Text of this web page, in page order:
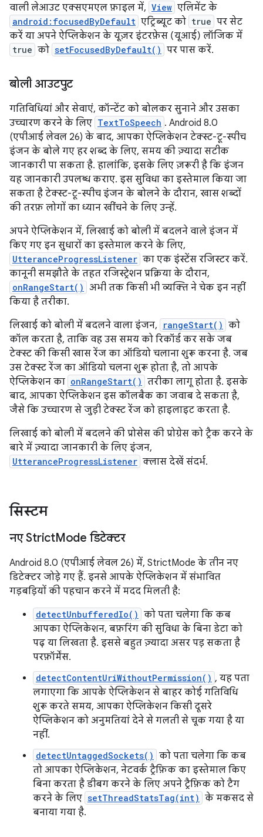
वाली लेआउट एक्सएमएल फ़ाइल में, View एलिमेंट के
android:focusedByDefault एट्रिब्यूट को true पर सेट
करें या अपने ऐप्लिकेशन के यूज़र इंटरफ़ेस (यूआई) लॉजिक में
true को setFocusedByDefault() पर पास करें.
बोली आउटपुट
गतिविधियां और सेवाएं, कॉन्टेंट को बोलकर सुनाने और उसका
उच्चारण करने के लिए TextToSpeech . Android 8.0
(एपीआई लेवल 26) के बाद, आपका ऐप्लिकेशन टेक्स्ट-टू-स्पीच
इंजन के बोले गए हर शब्द के लिए, समय की ज़्यादा सटीक
जानकारी पा सकता है. हालांकि, इसके लिए ज़रूरी है कि इंजन
यह जानकारी उपलब्ध कराए. इस सुविधा का इस्तेमाल किया जा
सकता है टेक्स्ट-टू-स्पीच इंजन के बोलने के दौरान, खास शब्दों
की तरफ़ लोगों का ध्यान खींचने के लिए उन्हें.
अपने ऐप्लिकेशन में, लिखाई को बोली में बदलने वाले इंजन में
किए गए इन सुधारों का इस्तेमाल करने के लिए,
UtteranceProgressListener का एक इंस्टेंस रजिस्टर करें.
कानूनी समझौते के तहत रजिस्ट्रेशन प्रक्रिया के दौरान,
onRangeStart() अभी तक किसी भी व्यक्ति ने चेक इन नहीं
किया है तरीका.
लिखाई को बोली में बदलने वाला इंजन,
rangeStart() को
कॉल करता है, ताकि वह उस समय को रिकॉर्ड कर सके जब
टेक्स्ट की किसी खास रेंज का ऑडियो चलाना शुरू करना है. जब
उस टेक्स्ट रेंज का ऑडियो चलना शुरू होता है, तो आपके
ऐप्लिकेशन का onRangeStart() तरीका लागू होता है. इसके
बाद, आपका ऐप्लिकेशन इस कॉलबैक का जवाब दे सकता है,
जैसे कि उच्चारण से जुड़ी टेक्स्ट रेंज को हाइलाइट करता है.
लिखाई को बोली में बदलने की प्रोसेस की प्रोग्रेस को ट्रैक करने के
बारे में ज़्यादा जानकारी के लिए इंजन,
UtteranceProgressListener क्लास देखें संदर्भ.
सिस्टम
नए StrictMode डिटेक्टर
Android 8.0 (एपीआई लेवल 26) में, StrictMode के तीन नए
डिटेक्टर जोड़े गए हैं. इनसे आपके ऐप्लिकेशन में संभावित
गड़बड़ियों की पहचान करने में मदद मिलती है:
detectUnbufferedIo() को पता चलेगा कि कब
आपका ऐप्लिकेशन, बफ़रिंग की सुविधा के बिना डेटा को
पढ़ या लिखता है. इससे बहुत ज़्यादा असर पड़ सकता है
परफ़ॉर्मेंस.
detectContentUriWithoutPermission() , यह पता
लगाएगा कि आपके ऐप्लिकेशन से बाहर कोई गतिविधि
शुरू करते समय, आपका ऐप्लिकेशन किसी दूसरे
ऐप्लिकेशन को अनुमतियां देने से गलती से चूक गया है या
नहीं.
detectUntaggedSockets() को पता चलेगा कि कब
तो आपका ऐप्लिकेशन, नेटवर्क ट्रैफ़िक का इस्तेमाल किए
बिना करता है डीबग करने के लिए अपने ट्रैफ़िक को टैग
करने के लिए setThreadStatsTag(int) के मकसद से
बनाया गया है.